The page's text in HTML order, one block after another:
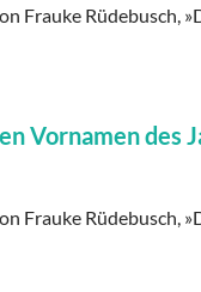
Frauke Rüdebusch,
Vornamen des
Frauke Rüdebusch,